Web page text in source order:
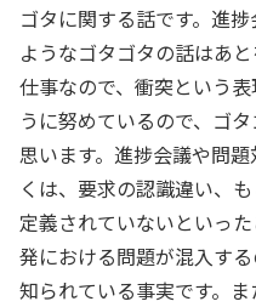
ゴタに関する話です。進
ようなゴタゴタの話はあ
仕事なので、衝突という
うに努めているので、ゴ
思います。進捗会議や問
くは、要求の認識違い、
定義されていないといっ
発における問題が混入す
知られている事実です。ま